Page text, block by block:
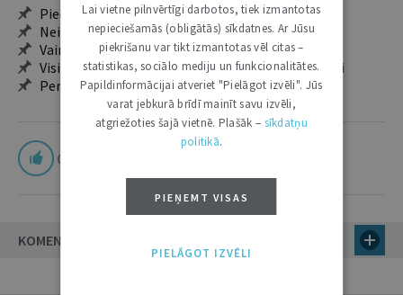
Pieeja jaunākajam izdevumam
Neierobežota pieeja arhīvam – 24 h/7 d.
Vairāk nekā 18 000 rakstu un 2000 autoru
Visi tematiskie numuri un ikgadējie grāmatžurnāli
Personalizētās iespējas – piezīmes, citāti, mapes
0
KOMENTĀRI
Lai vietne pilnvērtīgi darbotos, tiek izmantotas
nepieciešamās (obligātās) sīkdatnes. Ar Jūsu
piekrišanu var tikt izmantotas vēl citas –
statistikas, sociālo mediju un funkcionalitātes.
Papildinformācijai atveriet "Pielāgot izvēli". Jūs
varat jebkurā brīdī mainīt savu izvēli,
atgriežoties šajā vietnē. Plašāk – sīkdatņu
politikā.
PIEŅEMT VISAS
PIELĀGOT IZVĒLI